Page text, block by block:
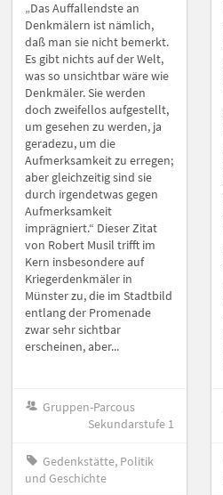
„Das Auffallendste an
Denkmälern ist nämlich,
daß man sie nicht bemerkt.
Es gibt nichts auf der Welt,
was so unsichtbar wäre wie
Denkmäler. Sie werden
doch zweifellos aufgestellt,
um gesehen zu werden, ja
geradezu, um die
Aufmerksamkeit zu erregen;
aber gleichzeitig sind sie
durch irgendetwas gegen
Aufmerksamkeit
imprägniert.“ Dieser Zitat
von Robert Musil trifft im
Kern insbesondere auf
Kriegerdenkmäler in
Münster zu, die im Stadtbild
entlang der Promenade
zwar sehr sichtbar
erscheinen, aber...
Gruppen-Parcous
Sekundarstufe 1
Gedenkstätte, Politik
und Geschichte